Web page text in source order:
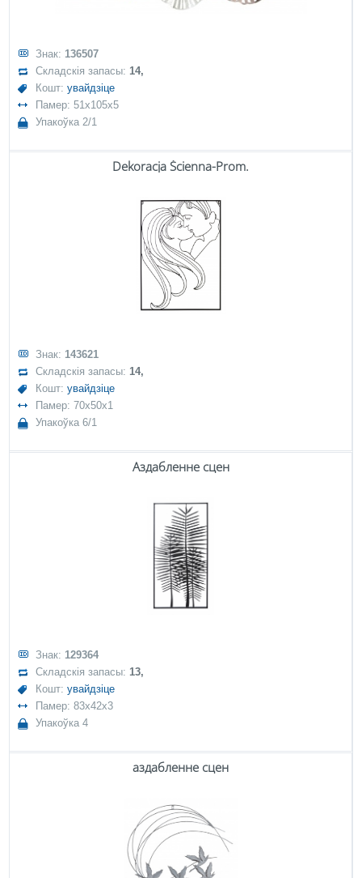
Знак: 136507
Складскія запасы:14,
Кошт:увайдзіце
Памер: 51x105x5
Упакоўка 2/1
Dekoracja Ścienna-Prom.
Знак: 143621
Складскія запасы:14,
Кошт:увайдзіце
Памер: 70x50x1
Упакоўка 6/1
Аздабленне сцен
Знак: 129364
Складскія запасы:13,
Кошт:увайдзіце
Памер: 83x42x3
Упакоўка 4
аздабленне сцен